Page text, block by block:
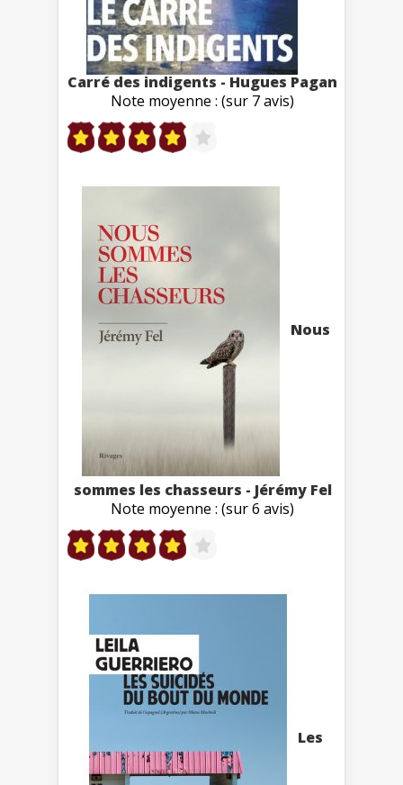
Carré des indigents - Hugues Pagan
Note moyenne : (sur 7 avis)
Nous
sommes les chasseurs - Jérémy Fel
Note moyenne : (sur 6 avis)
Les